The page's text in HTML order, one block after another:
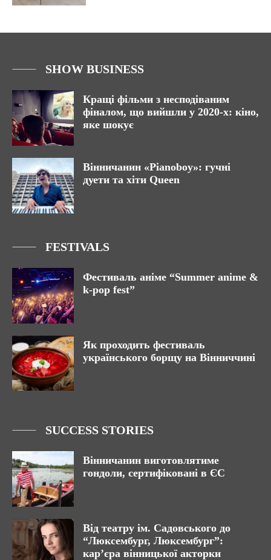
SHOW BUSINESS
Кращі фільми з несподіваним
фіналом, що вийшли у 2020-х: кіно,
яке шокує
Вінничанин «Pianoboy»: гучні
дуети та хіти Queen
FESTIVALS
Фестиваль аніме “Summer anime &
k-pop fest”
Як проходить фестиваль
українського борщу на Вінниччині
SUCCESS STORIES
Вінничанин виготовлятиме
гондоли, сертифіковані в ЄС
Від театру ім. Садовського до
“Люксембург, Люксембург”:
кар’єра вінницької акторки